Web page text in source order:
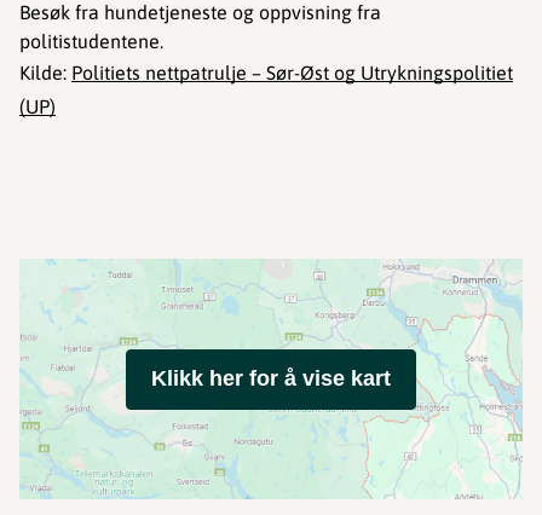
Besøk fra hundetjeneste og oppvisning fra
politistudentene.
Kilde: Politiets nettpatrulje – Sør-Øst og Utrykningspolitiet
(UP)
Klikk her for å vise kart